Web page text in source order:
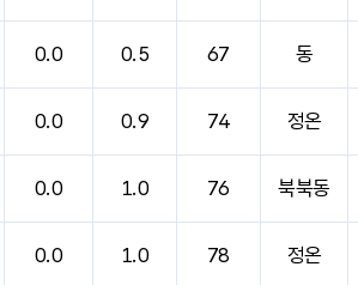
0.0 0.5 67 동
0.0 0.9 74 정온
0.0 1.0 76 북북동
0.0 1.0 78 정온